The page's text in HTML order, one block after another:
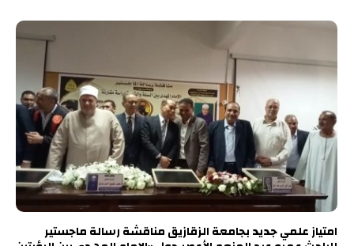
امتياز علمي جديد بجامعة الزقازيق مناقشة رسالة ماجستير